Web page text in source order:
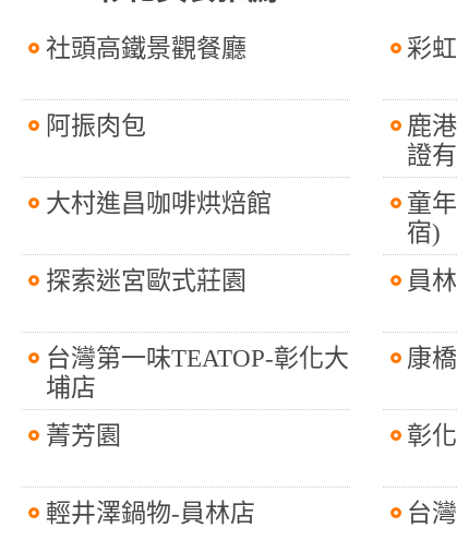
社頭高鐵景觀餐廳
阿振肉包
大村進昌咖啡烘焙館
探索迷宮歐式莊園
台灣第一味TEATOP-彰化大
埔店
菁芳園
輕井澤鍋物-員林店
彩
鹿
證
童
宿)
員
康
彰
台